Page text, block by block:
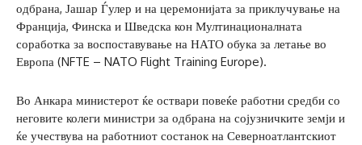
одбрана, Јашар Ѓулер и на церемонијата за приклучување на
Франција, Финска и Шведска кон Мултинационалната
соработка за воспоставување на НАТО обука за летање во
Европа (NFTE – NATO Flight Training Europe).
Во Анкара министерот ќе оствари повеќе работни средби со
неговите колеги министри за одбрана на сојузничките земји и
ќе учествува на работниот состанок на Северноатлантскиот